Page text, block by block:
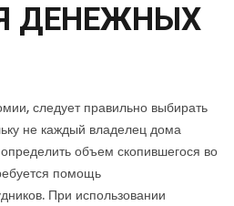
ДЕНЕЖНЫХ
следует правильно выбирать
не каждый владелец дома
объем скопившегося во
помощь
При использовании